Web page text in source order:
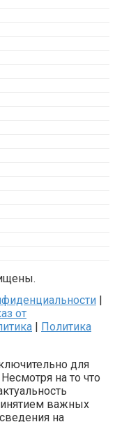
|
от
| Политика
для
на то что
важных
на